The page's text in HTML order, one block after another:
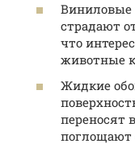
Виниловые
страдают
что
животные
Жидкие
переносят